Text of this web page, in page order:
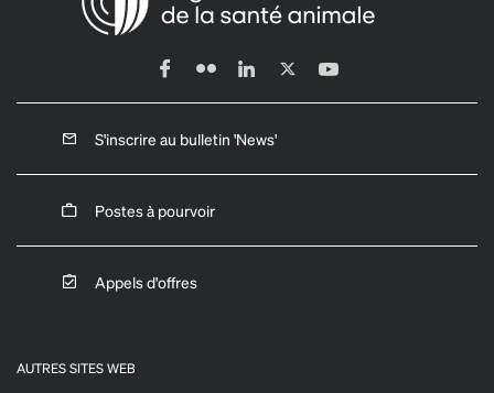
S'inscrire au bulletin 'News'
Postes à pourvoir
Appels d'offres
AUTRES SITES WEB